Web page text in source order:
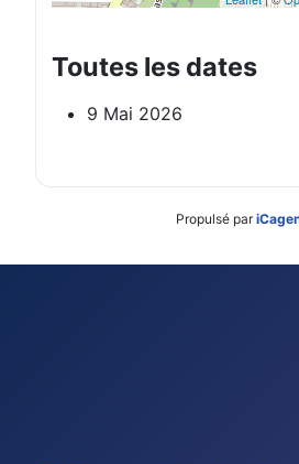
Toutes les dates
9 Mai 2026
Propulsé par